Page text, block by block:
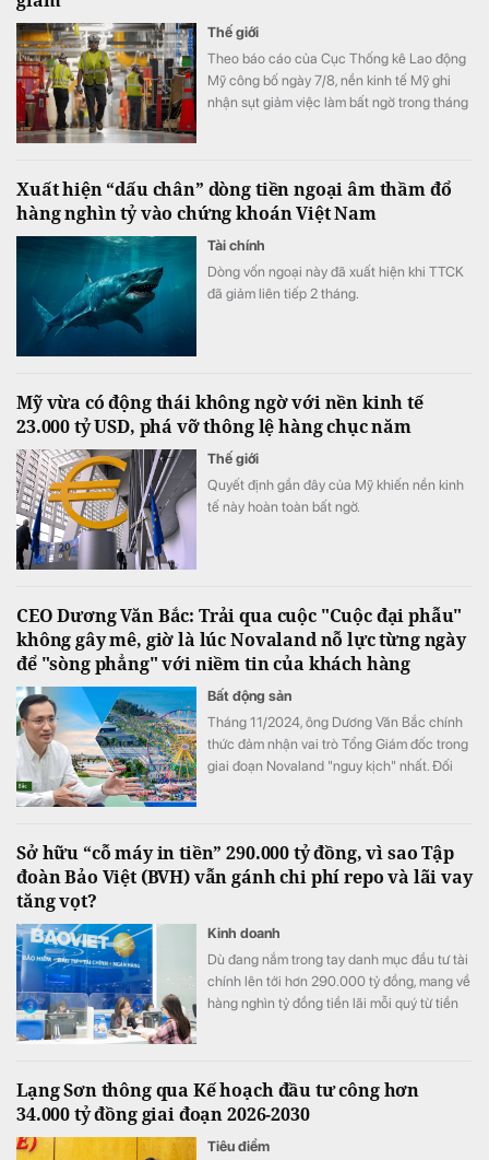
Thế giới
Theo báo cáo của Cục Thống kê Lao động
Mỹ công bố ngày 7/8, nền kinh tế Mỹ ghi
nhận sụt giảm việc làm bất ngờ trong tháng
Xuất hiện “dấu chân” dòng tiền ngoại âm thầm đổ
hàng nghìn tỷ vào chứng khoán Việt Nam
Tài chính
Dòng vốn ngoại này đã xuất hiện khi TTCK
đã giảm liên tiếp 2 tháng.
Mỹ vừa có động thái không ngờ với nền kinh tế
23.000 tỷ USD, phá vỡ thông lệ hàng chục năm
Thế giới
Quyết định gần đây của Mỹ khiến nền kinh
tế này hoàn toàn bất ngờ.
CEO Dương Văn Bắc: Trải qua cuộc "Cuộc đại phẫu"
không gây mê, giờ là lúc Novaland nỗ lực từng ngày
để "sòng phẳng" với niềm tin của khách hàng
Bất động sản
Tháng 11/2024, ông Dương Văn Bắc chính
thức đảm nhận vai trò Tổng Giám đốc trong
giai đoạn Novaland "nguy kịch" nhất. Đối
biến một tập đoàn bất động sản đang vật
lộn với khó khăn trở thành một "đội quân
Sở hữu “cỗ máy in tiền” 290.000 tỷ đồng, vì sao Tập
đoàn Bảo Việt (BVH) vẫn gánh chi phí repo và lãi vay
tăng vọt?
Kinh doanh
Dù đang nắm trong tay danh mục đầu tư tài
chính lên tới hơn 290.000 tỷ đồng, mang về
hàng nghìn tỷ đồng tiền lãi mỗi quý từ tiền
nhất là khoản chi phí repo và lãi vay tăng
đột biến 145,6% so với cùng kỳ, trở thành
điểm nhấn trên báo cáo tài chính.
Lạng Sơn thông qua Kế hoạch đầu tư công hơn
34.000 tỷ đồng giai đoạn 2026-2030
Tiêu điểm